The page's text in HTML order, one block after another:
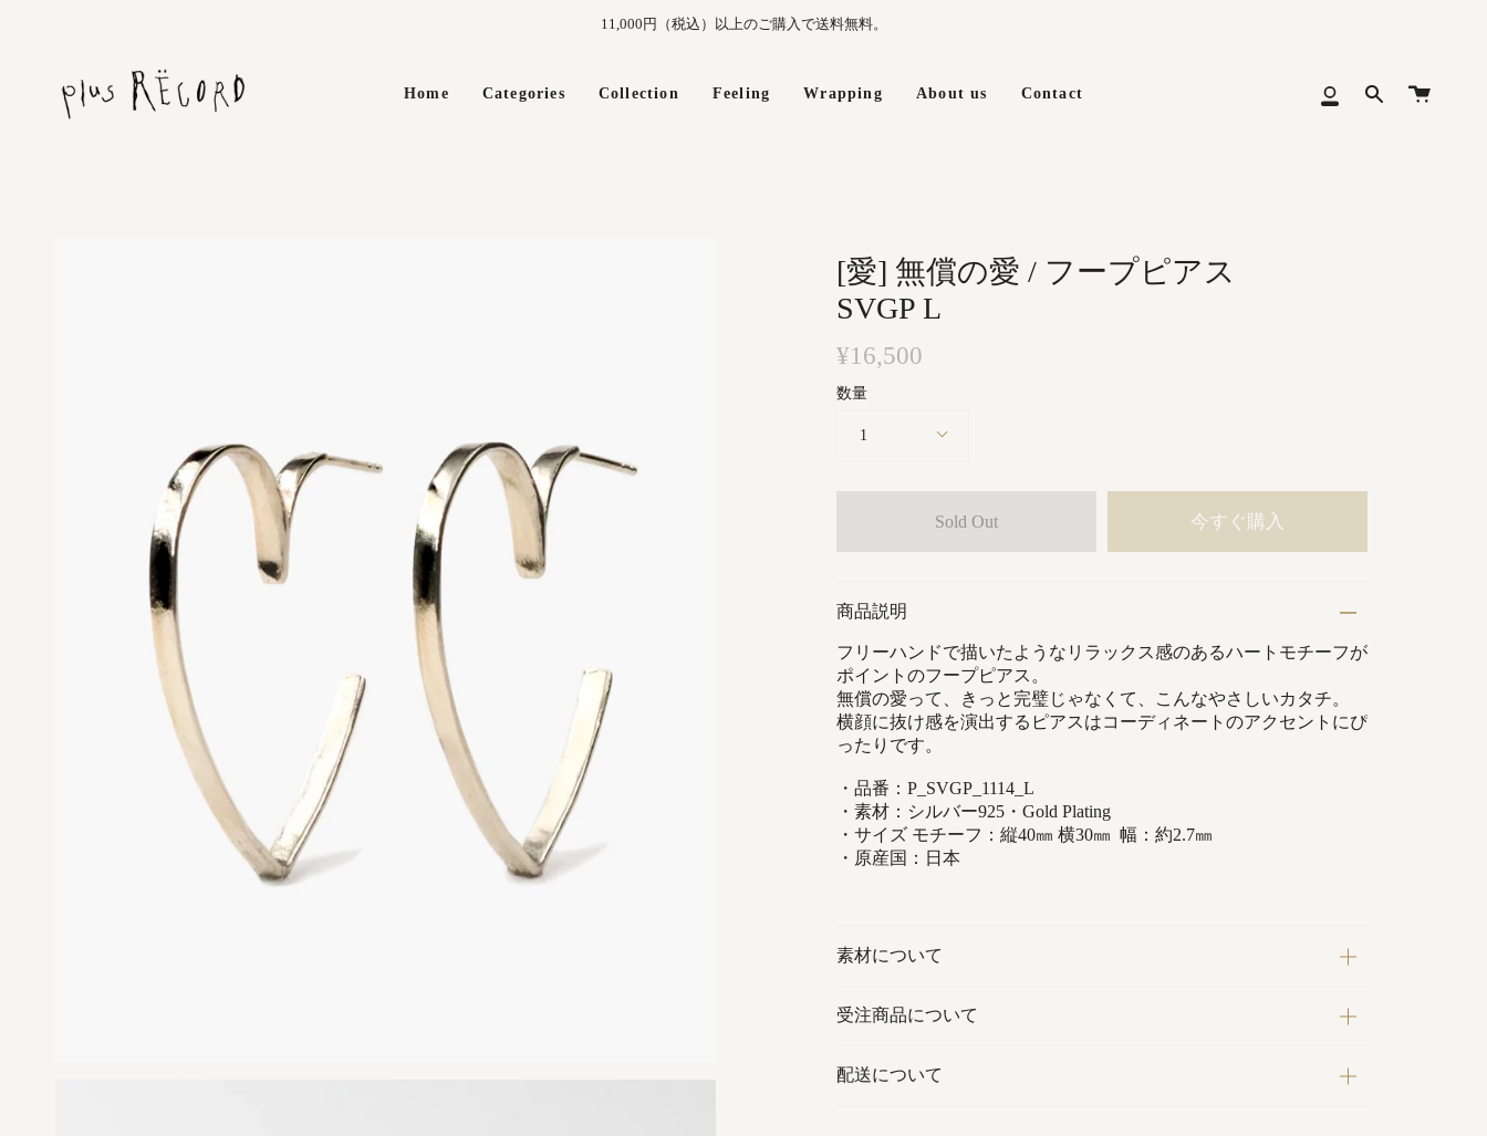
11,000円（税込）以上のご購入で送料無料。
Home Categories Collection Feeling Wrapping About us Contact
マ
Search
カ
[愛] 無償の愛 / フープピアス
SVGP L
¥16,500
数量
1
Sold Out 今すぐ購入
商品説明
フリーハンドで描いたようなリラックス感のあるハートモチーフが
ポイントのフープピアス。
無償の愛って、きっと完璧じゃなくて、こんなやさしいカタチ。
横顔に抜け感を演出するピアスはコーディネートのアクセントにぴ
ったりです。
・品番：P_SVGP_1114_L
・素材：シルバー925・Gold Plating
・サイズ モチーフ： 縦40㎜ 横30㎜ 幅：約2.7㎜
・原産国：日本
素材について
受注商品について
配送について